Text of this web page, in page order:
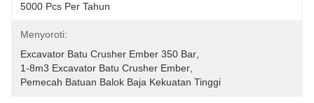
5000 Pcs Per Tahun
Menyoroti:
Excavator Batu Crusher Ember 350 Bar
1-8m3 Excavator Batu Crusher Ember
Pemecah Batuan Balok Baja Kekuatan Tinggi